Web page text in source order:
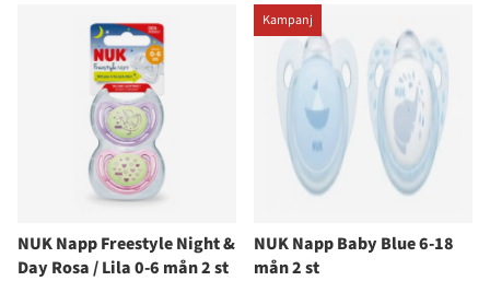
NUK Napp Freestyle Night &
Day Rosa / Lila 0-6 mån 2 st
Kampanj
NUK Napp Baby Blue 6-18
mån 2 st